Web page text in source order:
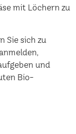
Sie sich zu
und
Bio-